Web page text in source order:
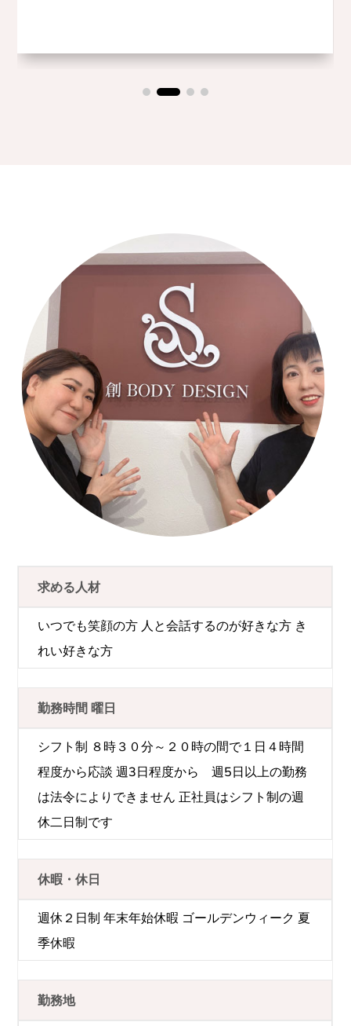
求める人材
いつでも笑顔の方 人と会話するのが好きな方 き
れい好きな方
勤務時間 曜日
シフト制 ８時３０分～２０時の間で１日４時間
程度から応談 週3日程度から 週5日以上の勤務
は法令によりできません 正社員はシフト制の週
休二日制です
休暇・休日
週休２日制 年末年始休暇 ゴールデンウィーク 夏
季休暇
勤務地